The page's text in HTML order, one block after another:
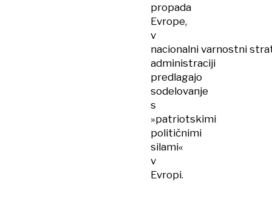
propada
Evrope,
v
nacionalni varnostni
administraciji
predlagajo
sodelovanje
s
»patriotskimi
političnimi
silami«
v
Evropi.